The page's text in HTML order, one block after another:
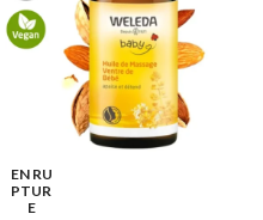
EN RU
PTUR
E